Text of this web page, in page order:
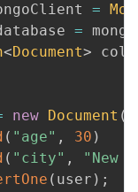
=
=
<Document>
new Document (
( "age" , 30 )
( "city" ,
"New
( user ) ;